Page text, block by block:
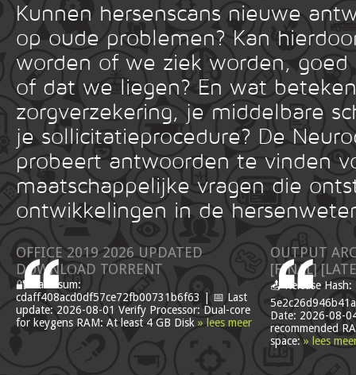
Kunnen hersenscans nieuwe
op oude problemen? Kan
worden of we ziek worden, goed
of dat we liegen? En wat
zorgverzekering, je middelbare
je sollicitatieprocedure? De
probeert antwoorden te vinden
maatschappelijke vragen die
ontwikkelingen in de
OFFICE 2019 2026 UPDATED
DОWNLОAD TORRENT
🔐 Hash sum:
cdaff408acd0df57ce72fb00731b6f63 | 📅 Last
update: 2026-08-01 Verify Processor: Dual-core
for keygens RAM: At least 4 GB Disk » lees meer
OUTPUT
[FINAL]
📤 Release Hash:
Date: 2026-08-
recommended
space: » lees